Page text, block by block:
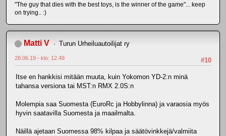
"The guy that dies with the best toys, is the winner of the game"... keep
on trying.. :)
Matti V Turun Urheiluautoilijat ry
#10
28.06.19 - klo: 12.49
Itse en hankkisi mitään muuta, kuin Yokomon YD-2:n minä
tahansa versiona tai MST:n RMX 2.0S:n
Molempia saa Suomesta (EuroRc ja Hobbylinna) ja varaosia myös
hyvin saatavilla Suomesta ja maailmalta.
Näillä ajetaan Suomessa 98% kilpaa ja säätövinkkejä/valmiita